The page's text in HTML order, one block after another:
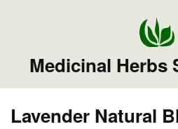
Medicinal Herbs
Lavender Natural